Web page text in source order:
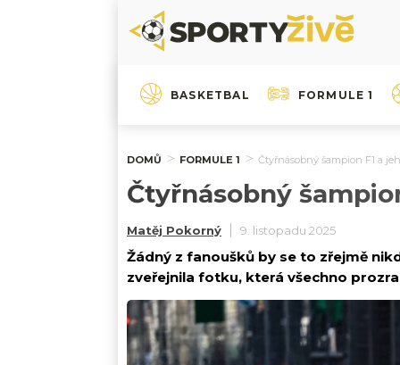
BASKETBAL FORMULE 1
DOMŮ FORMULE 1 Čtyřnásobný šampion F1 a
Čtyřnásobný
Matěj Pokorný 9. listopadu 2025
Žádný z fanoušků by se to zřejmě
zveřejnila fotku, která všechno